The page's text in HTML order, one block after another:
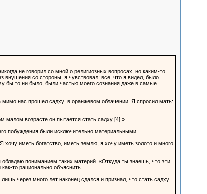
не говорил со мной о религиозных вопросах, но каким-то
внушения со стороны, я чувствовал: все, что я видел, было
бы то ни было, были частью моего сознания даже в самые
мимо нас прошел садху в оранжевом облачении. Я спросил мать:
малом возрасте он пытается стать садху [4] ».
побуждения были исключительно материальными.
иметь богатство, иметь землю, я хочу иметь золото и много
пониманием таких материй. «Откуда ты знаешь, что эти
то рационально объяснить.
через много лет наконец сдался и признал, что стать садху